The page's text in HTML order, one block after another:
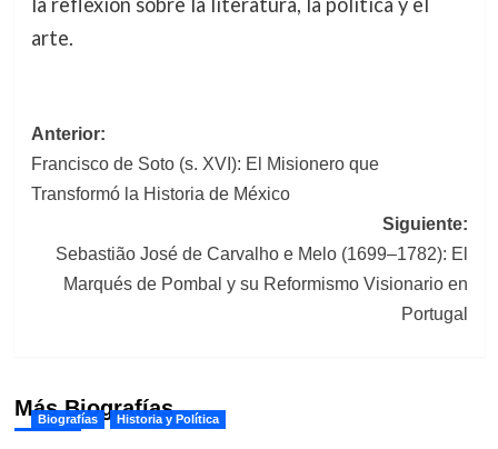
arte.
Navegación
de
Anterior:
Francisco de Soto (s. XVI): El Misionero que
Transformó la Historia de México
Siguiente:
Sebastião José de Carvalho e Melo (1699–1782): El
Marqués de Pombal y su Reformismo Visionario en
Portugal
Más Biografías
Biografías Historia y Política